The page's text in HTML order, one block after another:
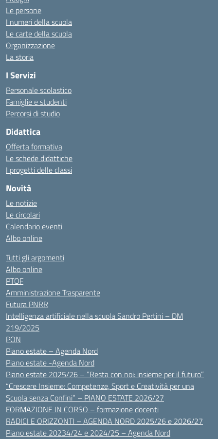
Le persone
I numeri della scuola
Le carte della scuola
Organizzazione
La storia
I Servizi
Personale scolastico
Famiglie e studenti
Percorsi di studio
Didattica
Offerta formativa
Le schede didattiche
I progetti delle classi
Novità
Le notizie
Le circolari
Calendario eventi
Albo online
Tutti gli argomenti
Albo online
PTOF
Amministrazione Trasparente
Futura PNRR
Intelligenza artificiale nella scuola Sandro Pertini – DM
219/2025
PON
Piano estate – Agenda Nord
Piano estate -Agenda Nord
Piano estate 2025/26 – “Resta con noi: insieme per il futuro”
“Crescere Insieme: Competenze, Sport e Creatività per una
Scuola senza Confini” – PIANO ESTATE 2026/27
FORMAZIONE IN CORSO – formazione docenti
RADICI E ORIZZONTI – AGENDA NORD 2025/26 e 2026/27
Piano estate 20234/24 e 2024/25 – Agenda Nord